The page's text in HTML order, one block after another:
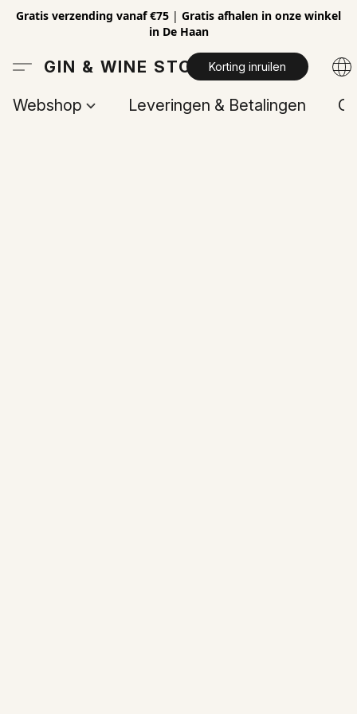
Gratis verzending vanaf €75 | Gratis afhalen in onze winkel
in De Haan
GIN & WINE STOREKorting inruilen
Webshop Leveringen & Betalingen